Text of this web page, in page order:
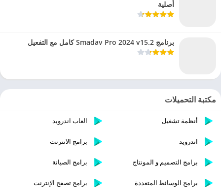
أصلية
برنامج Smadav Pro 2024 v15.2 كامل مع التفعيل
مكتبة التحميلات
أنظمة تشغيل العاب اندرويد
اندرويد برامج الانترنت
برامج التصميم و المونتاج برامج الصيانة
برامج الوسائط المتعددة برامج تصفح الإنترنت